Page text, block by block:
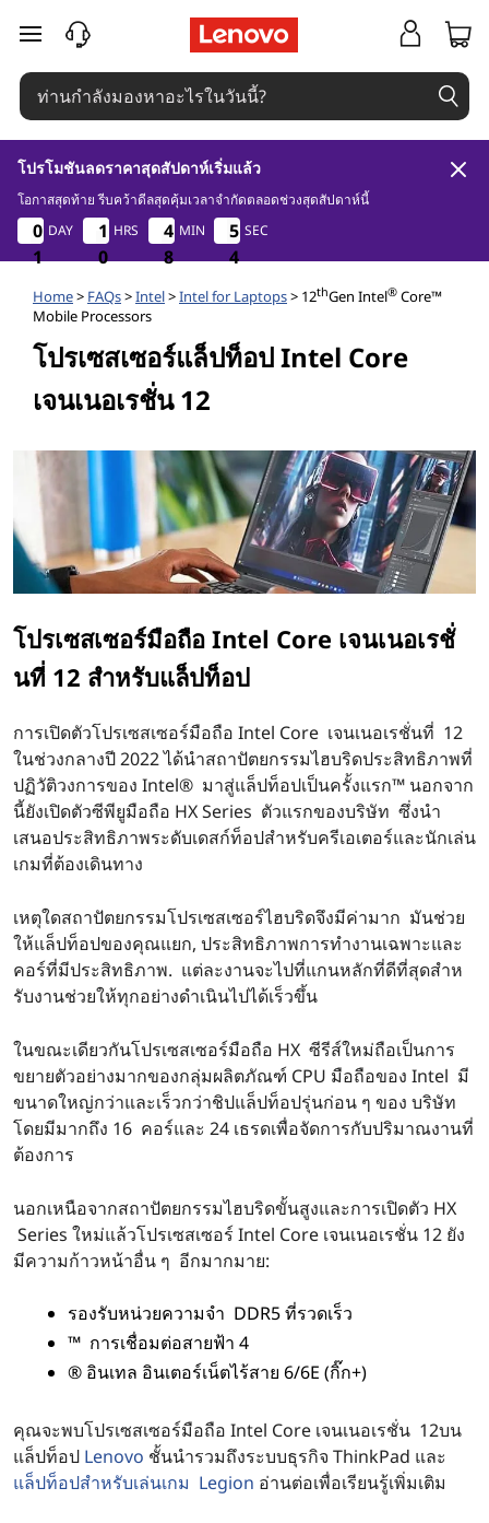
ป
ร
ซ
ร์
มื
อ
ถื
อ
n
e
C
o
r
รุ่
2
สํ
ข้ามไปที่เนื้อหาหลัก
โปรโมชันลดราคาสุดสัปดาห์เริ่มแล้ว
โอกาสสุดท้าย รีบคว้าดีลสุดคุ้มเวลาจำกัดตลอดช่วงสุดสัปดาห์นี้
0
1
0
1
0
1
0
1
DAY
1
0
1
0
1
0
1
0
HRS
4
8
4
8
4
8
4
8
MIN 5
4
5
3
5
4
5
3
SEC
Home> FAQs>Intel>Intel for Laptops> 12thGen Intel® Core™
Mobile Processors
โปรเซสเซอร์แล็ปท็อป Intel Core
เจนเนอเรชั่น 12
โปรเซสเซอร์มือถือ Intel Core เจนเนอเรชั่
นที่ 12 สําหรับแล็ปท็อป
การเปิดตัวโปรเซสเซอร์มือถือ Intel Core เจนเนอเรชั่นที่ 12
ในช่วงกลางปี 2022 ได้นําสถาปัตยกรรมไฮบริดประสิทธิภาพที่
ปฏิวัติวงการของ Intel® มาสู่แล็ปท็อปเป็นครั้งแรก™ นอกจาก
นี้ยังเปิดตัวซีพียูมือถือ HX Series ตัวแรกของบริษัท ซึ่งนํา
เสนอประสิทธิภาพระดับเดสก์ท็อปสําหรับครีเอเตอร์และนักเล่น
เกมที่ต้องเดินทาง
เหตุใดสถาปัตยกรรมโปรเซสเซอร์ไฮบริดจึงมีค่ามาก มันช่วย
ให้แล็ปท็อปของคุณแยก, ประสิทธิภาพการทํางานเฉพาะและ
คอร์ที่มีประสิทธิภาพ. แต่ละงานจะไปที่แกนหลักที่ดีที่สุดสําห
รับงานช่วยให้ทุกอย่างดําเนินไปได้เร็วขึ้น
ในขณะเดียวกันโปรเซสเซอร์มือถือ HX ซีรีส์ใหม่ถือเป็นการ
ขยายตัวอย่างมากของกลุ่มผลิตภัณฑ์ CPU มือถือของ Intel มี
ขนาดใหญ่กว่าและเร็วกว่าชิปแล็ปท็อปรุ่นก่อน ๆ ของ บริษัท
โดยมีมากถึง 16 คอร์และ 24 เธรดเพื่อจัดการกับปริมาณงานที่
ต้องการ
นอกเหนือจากสถาปัตยกรรมไฮบริดขั้นสูงและการเปิดตัว HX
Series ใหม่แล้วโปรเซสเซอร์ Intel Core เจนเนอเรชั่น 12 ยัง
มีความก้าวหน้าอื่น ๆ อีกมากมาย:
รองรับหน่วยความจํา DDR5 ที่รวดเร็ว
™ การเชื่อมต่อสายฟ้า 4
® อินเทล อินเตอร์เน็ตไร้สาย 6/6E (กิ๊ก+)
คุณจะพบโปรเซสเซอร์มือถือ Intel Core เจนเนอเรชั่น 12บน
แล็ปท็อป Lenovo ชั้นนํารวมถึงระบบธุรกิจ ThinkPad และ
แล็ปท็อปสําหรับเล่นเกม Legion อ่านต่อเพื่อเรียนรู้เพิ่มเติม